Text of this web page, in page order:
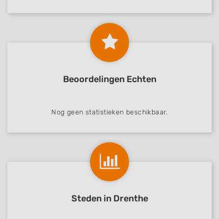
Beoordelingen Echten
Nog geen statistieken beschikbaar.
Steden in Drenthe